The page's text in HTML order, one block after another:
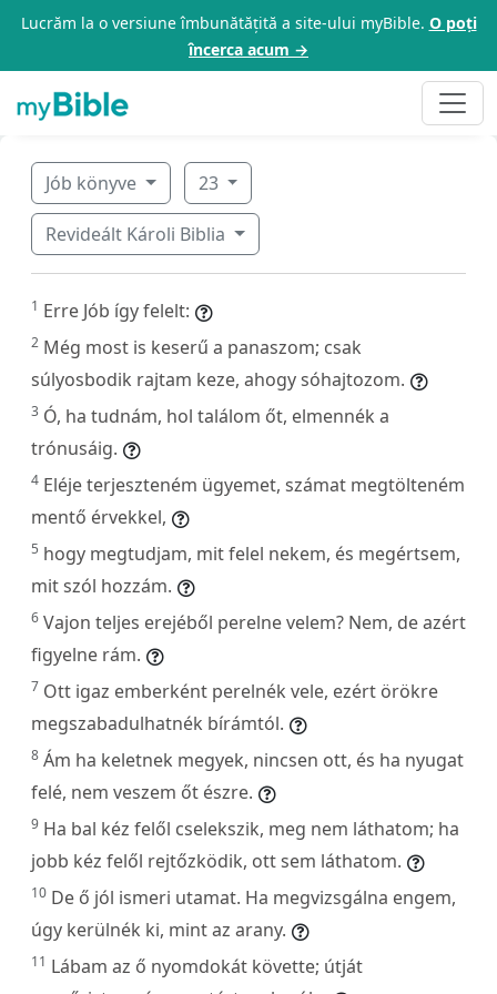
Lucrăm la o versiune îmbunătățită a site-ului myBible. O poți
încerca acum →
Jób könyve 23
Revideált Károli Biblia
1 Erre Jób így felelt:
2 Még most is keserű a panaszom; csak
súlyosbodik rajtam keze, ahogy sóhajtozom.
3 Ó, ha tudnám, hol találom őt, elmennék a
trónusáig.
4 Eléje terjeszteném ügyemet, számat megtölteném
mentő érvekkel,
5 hogy megtudjam, mit felel nekem, és megértsem,
mit szól hozzám.
6 Vajon teljes erejéből perelne velem? Nem, de azért
figyelne rám.
7 Ott igaz emberként perelnék vele, ezért örökre
megszabadulhatnék bírámtól.
8 Ám ha keletnek megyek, nincsen ott, és ha nyugat
felé, nem veszem őt észre.
9 Ha bal kéz felől cselekszik, meg nem láthatom; ha
jobb kéz felől rejtőzködik, ott sem láthatom.
10 De ő jól ismeri utamat. Ha megvizsgálna engem,
úgy kerülnék ki, mint az arany.
11 Lábam az ő nyomdokát követte; útját